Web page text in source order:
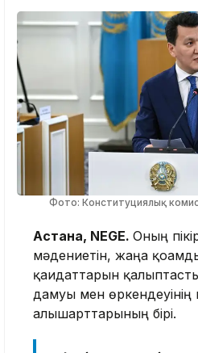
Фото: Конституциялық
Астана, NEGE. Оның
мәдениетін, жаңа
қағидаттарын
дамуы мен өркендеуінің
алғышарттарының бірі.